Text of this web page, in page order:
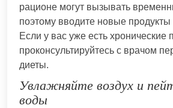
рационе могут вызывать
поэтому вводите новые продукты
Если у вас уже есть
проконсультируйтесь с врачом
диеты.
Увлажняйте воздух и
воды